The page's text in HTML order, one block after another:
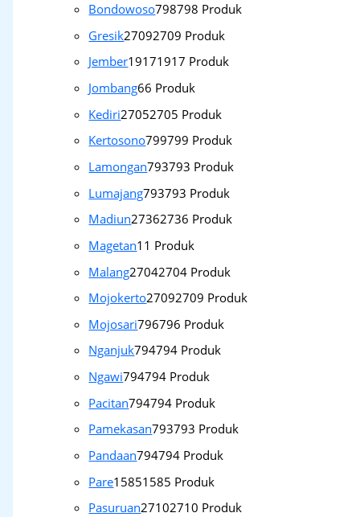
Bondowoso798798 Produk
Gresik27092709 Produk
Jember19171917 Produk
Jombang66 Produk
Kediri27052705 Produk
Kertosono799799 Produk
Lamongan793793 Produk
Lumajang793793 Produk
Madiun27362736 Produk
Magetan1 1 Produk
Malang27042704 Produk
Mojokerto27092709 Produk
Mojosari796796 Produk
Nganjuk794794 Produk
Ngawi794794 Produk
Pacitan794794 Produk
Pamekasan793793 Produk
Pandaan794794 Produk
Pare15851585 Produk
Pasuruan27102710 Produk